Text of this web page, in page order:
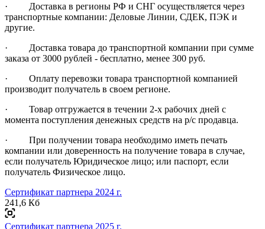
· Доставка в регионы РФ и СНГ осуществляется через
транспортные компании: Деловые Линии, СДЕК, ПЭК и
другие.
· Доставка товара до транспортной компании при сумме
заказа от 3000 рублей - бесплатно, менее 300 руб.
· Оплату перевозки товара транспортной компанией
производит получатель в своем регионе.
· Товар отгружается в течении 2-х рабочих дней с
момента поступления денежных средств на р/с продавца.
· При получении товара необходимо иметь печать
компании или доверенность на получение товара в случае,
если получатель Юридическое лицо; или паспорт, если
получатель Физическое лицо.
Сертификат партнера 2024 г.
241,6 Кб
Сертификат партнера 2025 г.